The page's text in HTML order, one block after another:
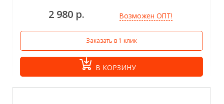
2 980 р. Возможен ОПТ!
Заказать в 1 клик
В КОРЗИНУ